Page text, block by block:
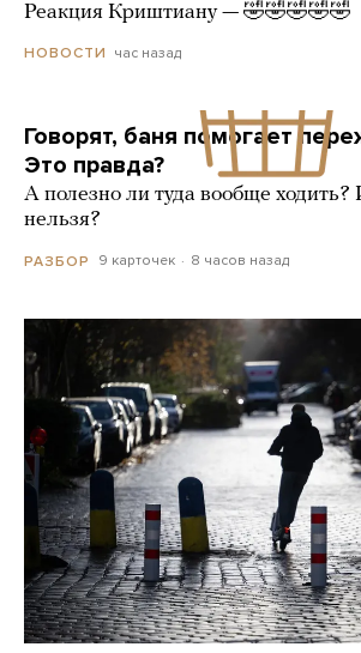
Реакция Криштиану — 🤣🤣🤣🤣🤣
НОВОСТИ час назад
Говорят, баня помогает
Это правда?
А полезно ли туда вообще ходить?
нельзя?
РАЗБОР 9 карточек 8 часов назад